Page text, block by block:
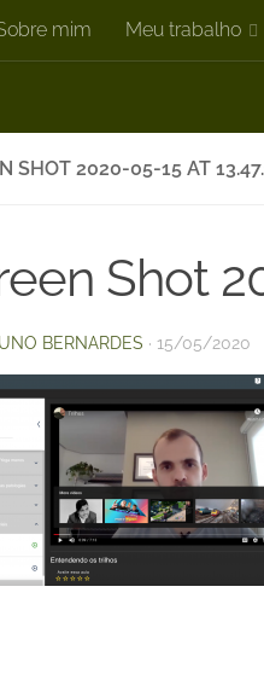
mim Meu trabalho
SHOT 2020-05-15 AT
Shot
BERNARDES · 15/05/2020